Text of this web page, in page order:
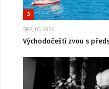
3
SRP, 05 2026
Východočeští zvou s